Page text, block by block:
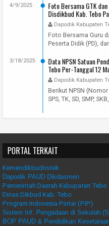
Foto Bersama GTK
Disdikbud Kab. Tebo
Dapodik Kabupaten
4/9/2025
Foto Bersama Guru
Peserta Didik (PD),
Data NPSN Satuan
Tebo Per-Tanggal 12
Dapodik Kabupaten
3/18/2025
Berikut NPSN
SPS, TK, SD, SMP,
PORTAL TERKAIT
Kemendikbudristek
Dapodik PAUD Dikdasmen
Pemerintah Daerah Kabupaten Tebo
Dinas Dikbud Kab. Tebo
Program Indonesia Pintar (PIP)
Sistem Inf. Pengadaan di Sekolah
BOP PAUD & Pendidikan